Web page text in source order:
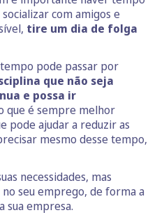
com amigos e
tire um dia de folga
pode passar por
que não seja
e possa ir
que é sempre melhor
pode ajudar a reduzir as
mesmo desse tempo,
necessidades, mas
seu emprego, de forma a
sua empresa.